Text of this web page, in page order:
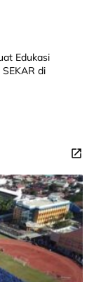
Edukasi
di